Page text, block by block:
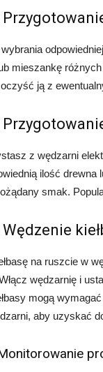
mieszankę
ją z
z wędzarni
ilość drewna
smak.
na ruszcie w
wędzarnię i
mogą
aby uzyskać